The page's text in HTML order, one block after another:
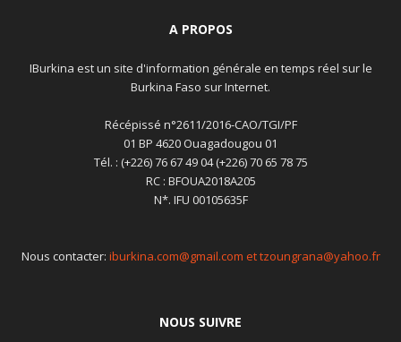
A PROPOS
IBurkina est un site d'information générale en temps réel sur le
Burkina Faso sur Internet.
Récépissé n°2611/2016-CAO/TGI/PF
01 BP 4620 Ouagadougou 01
Tél. : (+226) 76 67 49 04 (+226) 70 65 78 75
RC : BFOUA2018A205
N*. IFU 00105635F
Nous contacter: iburkina.com@gmail.com et tzoungrana@yahoo.fr
NOUS SUIVRE